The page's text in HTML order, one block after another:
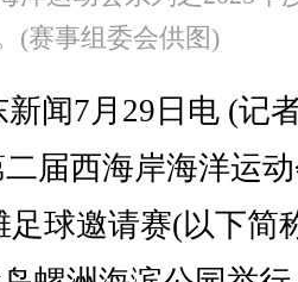
(赛事组委会供图)
闻7月29日电 (记
届西海岸海洋运
足球邀请赛(以下简